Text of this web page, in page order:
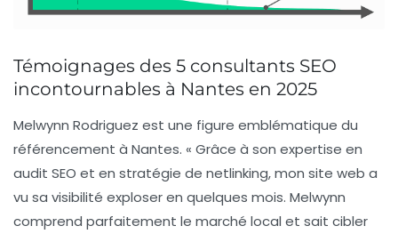
Témoignages des 5 consultants SEO
incontournables à Nantes en 2025
Melwynn Rodriguez est une figure emblématique du
référencement à Nantes. « Grâce à son expertise en
audit SEO et en stratégie de netlinking, mon site web a
vu sa visibilité exploser en quelques mois. Melwynn
comprend parfaitement le marché local et sait cibler